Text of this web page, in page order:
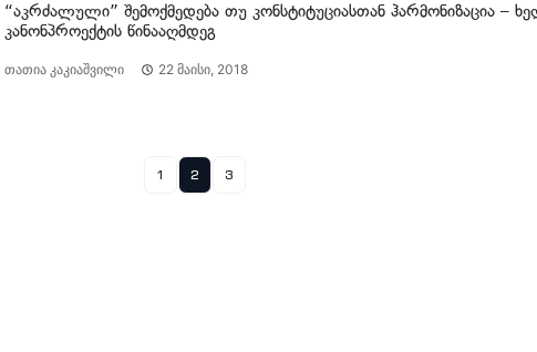
“აკრძალული” შემოქმედება თუ კონსტიტუციასთან ჰარმონიზაცია –
კანონპროექტის წინააღმდეგ
თათია კაკიაშვილი 22 მაისი, 2018
1 2 3